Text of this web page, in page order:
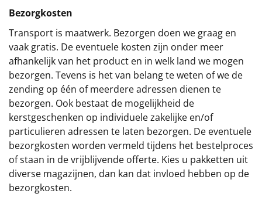
Bezorgkosten
Transport is maatwerk. Bezorgen doen we graag en
vaak gratis. De eventuele kosten zijn onder meer
afhankelijk van het product en in welk land we mogen
bezorgen. Tevens is het van belang te weten of we de
zending op één of meerdere adressen dienen te
bezorgen. Ook bestaat de mogelijkheid de
kerstgeschenken op individuele zakelijke en/of
particulieren adressen te laten bezorgen. De eventuele
bezorgkosten worden vermeld tijdens het bestelproces
of staan in de vrijblijvende offerte. Kies u pakketten uit
diverse magazijnen, dan kan dat invloed hebben op de
bezorgkosten.